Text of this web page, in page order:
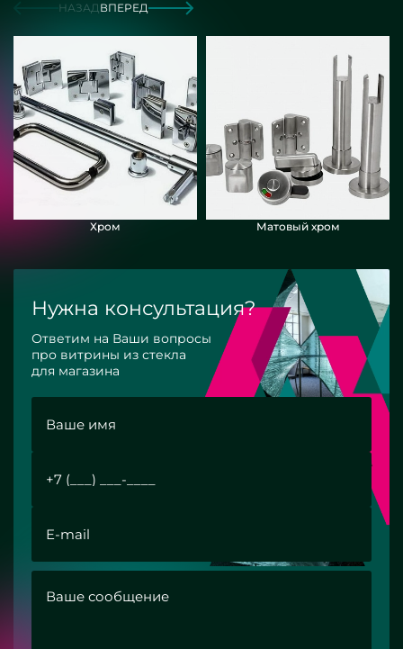
НАЗАДВПЕРЕД
Хром Матовый хром
Нужна консультация?
Ответим на Ваши вопросы
про витрины из стекла
для магазина